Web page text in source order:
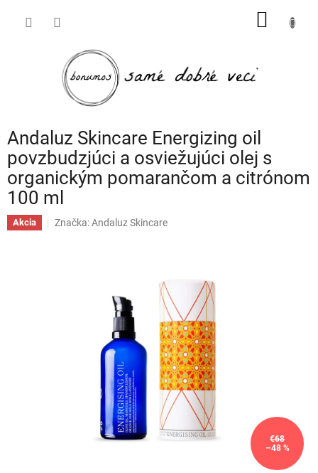
Andaluz Skincare Energizing oil
povzbudzjúci a osviežujúci olej s
organickým pomarančom a citrónom
100 ml
Akcia Značka:Andaluz Skincare
€68
–48 %